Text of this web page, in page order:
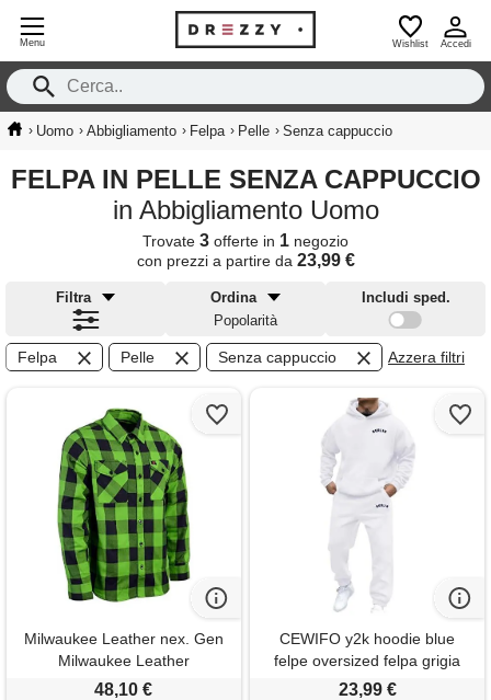
Menu Wishlist Accedi
› Uomo › Abbigliamento › Felpa › Pelle › Senza cappuccio
FELPA IN PELLE SENZA CAPPUCCIO
in Abbigliamento Uomo
Trovate 3 offerte in 1 negozio
con prezzi a partire da 23,99 €
Filtra
Ordina
Popolarità
Includi sped.
Felpa Pelle Senza cappuccio Azzera filtri
Milwaukee Leather nex. Gen
Milwaukee Leather
mng11656-multi-4x
48,10 €
CEWIFO y2k hoodie blue
felpe oversized felpa grigia
uomo cotone nera senza
23,99 €